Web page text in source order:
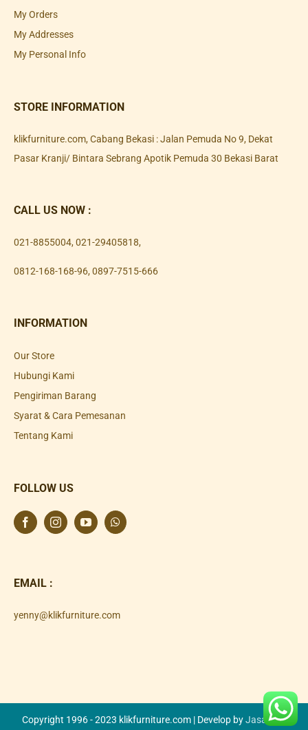
My Orders
My Addresses
My Personal Info
STORE INFORMATION
klikfurniture.com, Cabang Bekasi : Jalan Pemuda No 9, Dekat
Pasar Kranji/ Bintara Sebrang Apotik Pemuda 30 Bekasi Barat
CALL US NOW :
021-8855004, 021-29405818,
0812-168-168-96, 0897-7515-666
INFORMATION
Our Store
Hubungi Kami
Pengiriman Barang
Syarat & Cara Pemesanan
Tentang Kami
FOLLOW US
EMAIL :
yenny@klikfurniture.com
Copyright 1996 - 2023 klikfurniture.com | Develop byJasa SEO